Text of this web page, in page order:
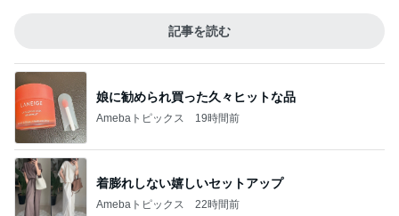
記事を読む
娘に勧められ買った久々ヒットな品
Amebaトピックス 19時間前
着膨れしない嬉しいセットアップ
Amebaトピックス 22時間前